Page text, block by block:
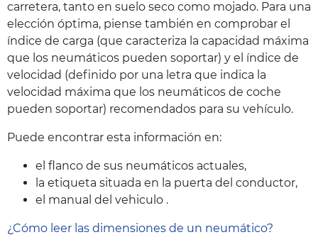
carretera, tanto en suelo seco como mojado. Para una
elección óptima, piense también en comprobar el
índice de carga (que caracteriza la capacidad máxima
que los neumáticos pueden soportar) y el índice de
velocidad (definido por una letra que indica la
velocidad máxima que los neumáticos de coche
pueden soportar) recomendados para su vehículo.
Puede encontrar esta información en:
el flanco de sus neumáticos actuales,
la etiqueta situada en la puerta del conductor,
el manual del vehiculo .
¿Cómo leer las dimensiones de un neumático?